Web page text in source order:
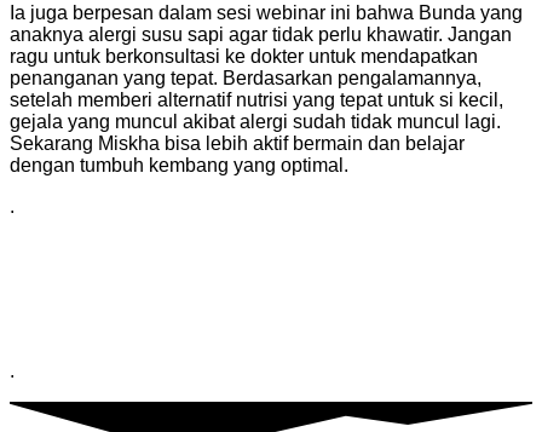
Ia juga berpesan dalam sesi webinar ini bahwa Bunda yang
anaknya alergi susu sapi agar tidak perlu khawatir. Jangan
ragu untuk berkonsultasi ke dokter untuk mendapatkan
penanganan yang tepat. Berdasarkan pengalamannya,
setelah memberi alternatif nutrisi yang tepat untuk si kecil,
gejala yang muncul akibat alergi sudah tidak muncul lagi.
Sekarang Miskha bisa lebih aktif bermain dan belajar
dengan tumbuh kembang yang optimal.
.
.